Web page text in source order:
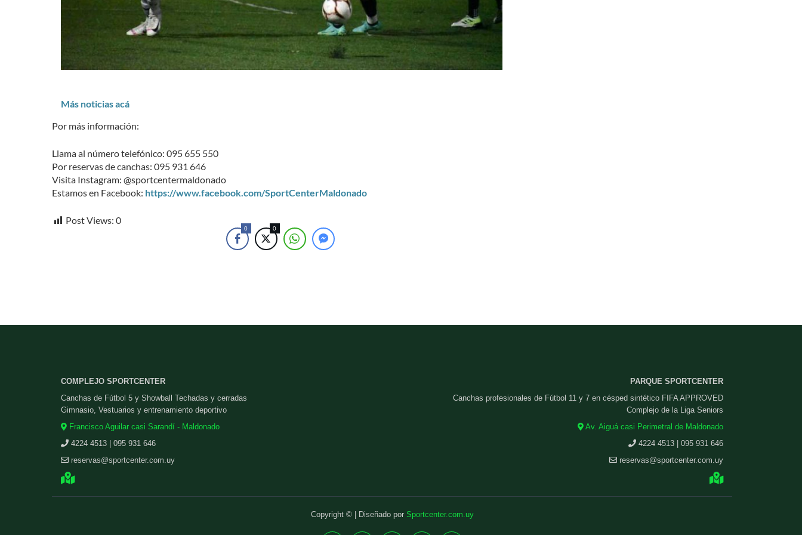
Más noticias acá
Por más información:
Llama al número telefónico: 095 655 550
Por reservas de canchas: 095 931 646
Visita Instagram: @sportcentermaldonado
Estamos en Facebook: https://www.facebook.com/SportCenterMaldonado
Post Views: 0
0 0
COMPLEJO SPORTCENTER
Canchas de Fútbol 5 y Showball Techadas y cerradas
Gimnasio, Vestuarios y entrenamiento deportivo
Francisco Aguilar casi Sarandí - Maldonado
4224 4513 | 095 931 646
reservas@sportcenter.com.uy
PARQUE SPORTCENTER
Canchas profesionales de Fútbol 11 y 7 en césped sintético FIFA APPROVED
Complejo de la Liga Seniors
Av. Aiguá casi Perimetral de Maldonado
4224 4513 | 095 931 646
reservas@sportcenter.com.uy
Copyright © | Diseñado por Sportcenter.com.uy